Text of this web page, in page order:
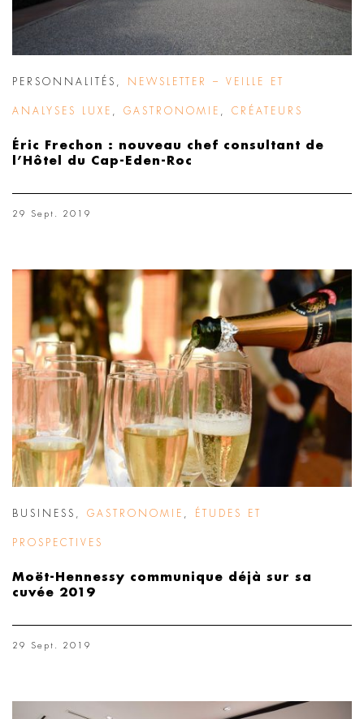
PERSONNALITÉS NEWSLETTER – VEILLE ET
ANALYSES LUXE GASTRONOMIE CRÉATEURS
Éric Frechon : nouveau chef consultant de
l’Hôtel du Cap-Eden-Roc
29 Sept. 2019
BUSINESS GASTRONOMIE ÉTUDES ET
PROSPECTIVES
Moët-Hennessy communique déjà sur sa
cuvée 2019
29 Sept. 2019